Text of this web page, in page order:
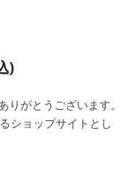
)
がとうございます。
ショップサイトとし